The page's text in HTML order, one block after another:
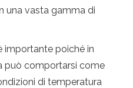
una vasta gamma di
importante poiché in
può comportarsi come
di temperatura